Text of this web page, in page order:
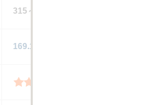
315～473.6万円
169.1万円